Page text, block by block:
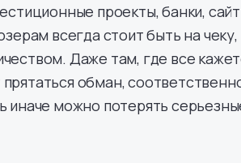
проекты, банки,
всегда стоит быть на чеку,
Даже там, где все
обман,
иначе можно потерять